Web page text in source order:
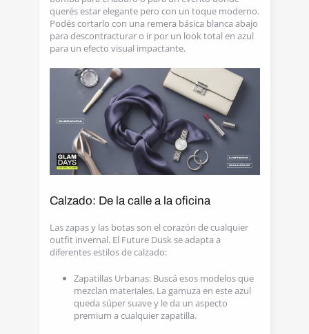
querés estar elegante pero con un toque moderno.
Podés cortarlo con una remera básica blanca abajo
para descontracturar o ir por un look total en azul
para un efecto visual impactante.
Calzado: De la calle a la oficina
Las zapas y las botas son el corazón de cualquier
outfit invernal. El Future Dusk se adapta a
diferentes estilos de calzado:
Zapatillas Urbanas: Buscá esos modelos que
mezclan materiales. La gamuza en este azul
queda súper suave y le da un aspecto
premium a cualquier zapatilla.